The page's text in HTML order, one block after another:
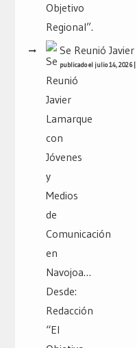
Se Reunió
publicado el julio 14, 2026|